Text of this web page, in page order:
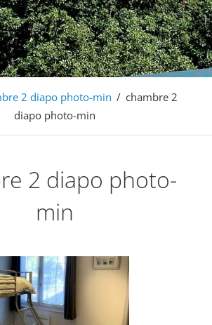
entre vignobles et montagnes, en
Alsace à 20mn de Colmar
2 diapo photo-min / chambre 2
diapo photo-min
2 diapo photo-
min